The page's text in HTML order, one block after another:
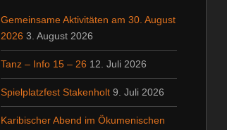
Gemeinsame Aktivitäten am 30. August
2026 3. August 2026
Tanz – Info 15 – 26 12. Juli 2026
Spielplatzfest Stakenholt 9. Juli 2026
Karibischer Abend im Ökumenischen